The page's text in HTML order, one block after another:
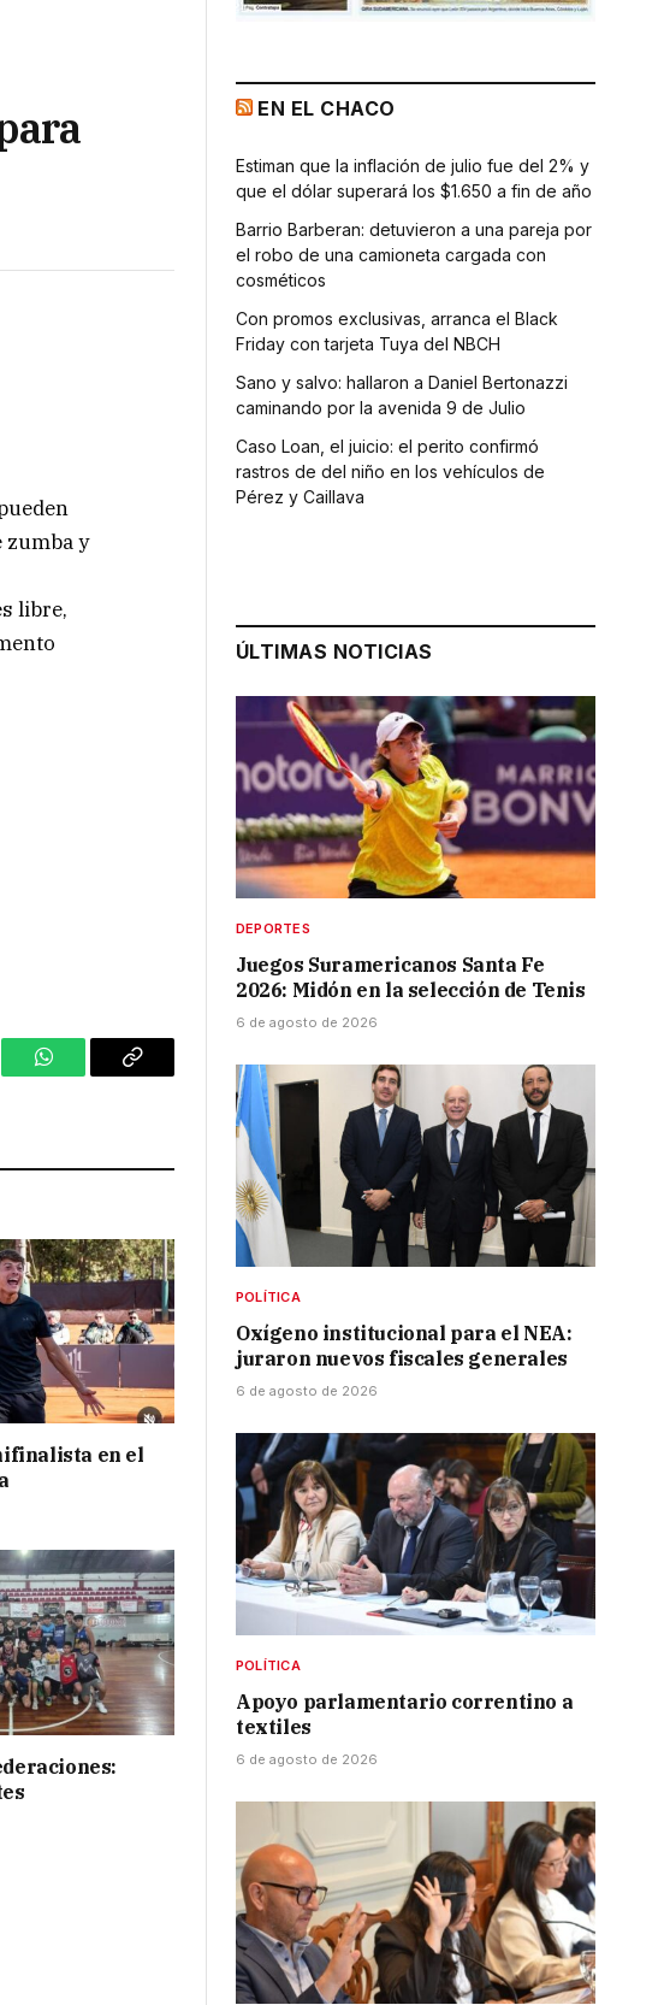
zumba y
libre,
WhatsAppCopy
en el
EN EL CHACO
Estiman que la inflación de julio fue del 2% y
que el dólar superará los $1.650 a fin de año
Barrio Barberan: detuvieron a una pareja por
el robo de una camioneta cargada con
cosméticos
Con promos exclusivas, arranca el Black
Friday con tarjeta Tuya del NBCH
Sano y salvo: hallaron a Daniel Bertonazzi
caminando por la avenida 9 de Julio
Caso Loan, el juicio: el perito confirmó
rastros de del niño en los vehículos de
Pérez y Caillava
ÚLTIMAS NOTICIAS
DEPORTES
Juegos Suramericanos Santa Fe
2026: Midón en la selección de Tenis
6 de agosto de 2026
POLÍTICA
Oxígeno institucional para el NEA:
juraron nuevos fiscales generales
6 de agosto de 2026
POLÍTICA
Apoyo parlamentario correntino a
textiles
6 de agosto de 2026